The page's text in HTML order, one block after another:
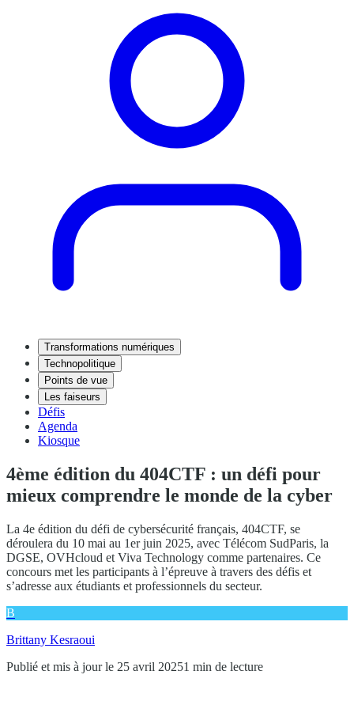
Transformations numériques
Technopolitique
Points de vue
Les faiseurs
Défis
Agenda
Kiosque
4ème édition du 404CTF : un défi pour
mieux comprendre le monde de la cyber
La 4e édition du défi de cybersécurité français, 404CTF, se
déroulera du 10 mai au 1er juin 2025, avec Télécom SudParis, la
DGSE, OVHcloud et Viva Technology comme partenaires. Ce
concours met les participants à l’épreuve à travers des défis et
s’adresse aux étudiants et professionnels du secteur.
B
Brittany Kesraoui
Publié et mis à jour le 25 avril 20251 min de lecture